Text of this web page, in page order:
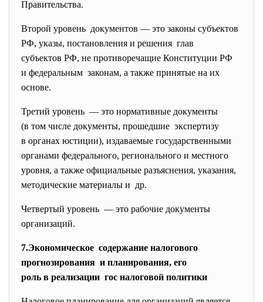
Правительства.
Второй уровень документов — это законы субъектов
РФ, указы, постановления и решения глав
субъектов РФ, не противоречащие Конституции РФ
и федеральным законам, а также принятые на их
основе.
Третий уровень — это нормативные документы
(в том числе документы, прошедшие экспертизу
в органах юстиции), издаваемые государственными
органами федерального, регионального и местного
уровня, а также официальные разъяснения, указания,
методические материалы и др.
Четвертый уровень — это рабочие документы
организаций.
7.Экономическое содержание налогового
прогнозирования и планирования, его
роль в реализации гос налоговой политики